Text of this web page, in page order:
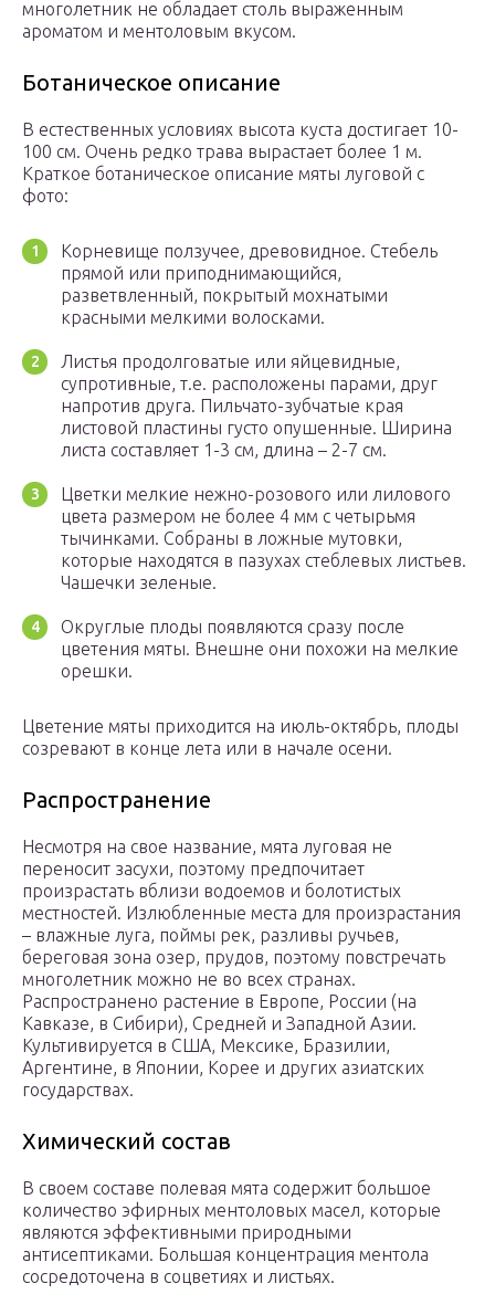
многолетник не обладает столь выраженным
ароматом и ментоловым вкусом.
Ботаническое описание
В естественных условиях высота куста достигает 10-
100 см. Очень редко трава вырастает более 1 м.
Краткое ботаническое описание мяты луговой с
фото:
Корневище ползучее, древовидное. Стебель
прямой или приподнимающийся,
разветвленный, покрытый мохнатыми
красными мелкими волосками.
Листья продолговатые или яйцевидные,
супротивные, т.е. расположены парами, друг
напротив друга. Пильчато-зубчатые края
листовой пластины густо опушенные. Ширина
листа составляет 1-3 см, длина – 2-7 см.
Цветки мелкие нежно-розового или лилового
цвета размером не более 4 мм с четырьмя
тычинками. Собраны в ложные мутовки,
которые находятся в пазухах стеблевых листьев.
Чашечки зеленые.
Округлые плоды появляются сразу после
цветения мяты. Внешне они похожи на мелкие
орешки.
Цветение мяты приходится на июль-октябрь, плоды
созревают в конце лета или в начале осени.
Распространение
Несмотря на свое название, мята луговая не
переносит засухи, поэтому предпочитает
произрастать вблизи водоемов и болотистых
местностей. Излюбленные места для произрастания
– влажные луга, поймы рек, разливы ручьев,
береговая зона озер, прудов, поэтому повстречать
многолетник можно не во всех странах.
Распространено растение в Европе, России (на
Кавказе, в Сибири), Средней и Западной Азии.
Культивируется в США, Мексике, Бразилии,
Аргентине, в Японии, Корее и других азиатских
государствах.
Химический состав
В своем составе полевая мята содержит большое
количество эфирных ментоловых масел, которые
являются эффективными природными
антисептиками. Большая концентрация ментола
сосредоточена в соцветиях и листьях.